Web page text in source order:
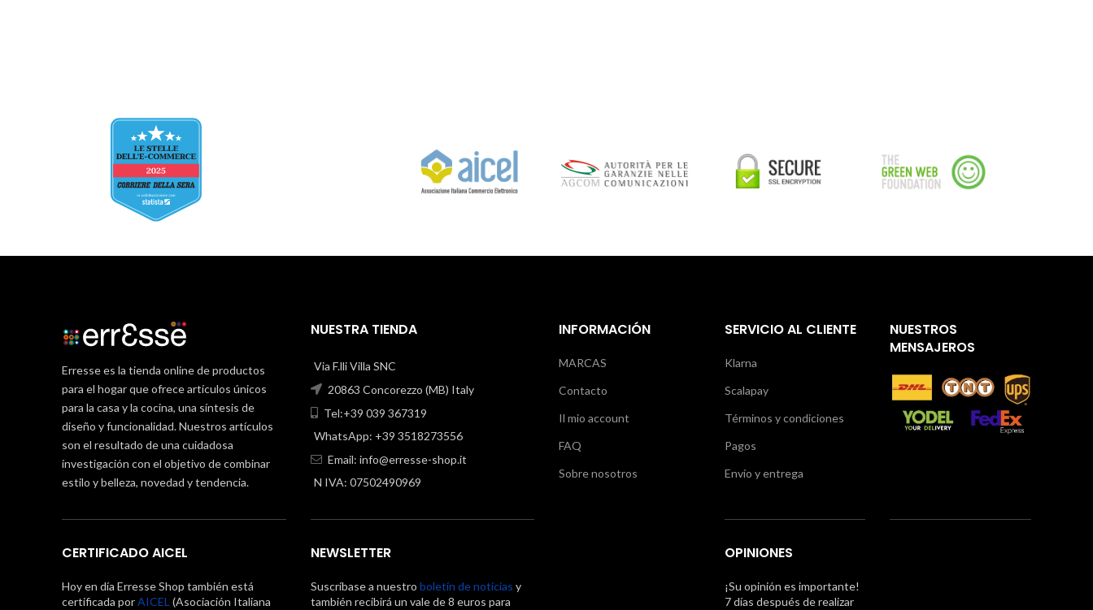
Erresse es la tienda online de productos
para el hogar que ofrece artículos únicos
para la casa y la cocina, una síntesis de
diseño y funcionalidad. Nuestros artículos
son el resultado de una cuidadosa
investigación con el objetivo de combinar
estilo y belleza, novedad y tendencia.
CERTIFICADO AICEL
Hoy en día Erresse Shop también está
certificada porAICEL (Asociación Italiana
NUESTRA TIENDA
Via F.lli Villa SNC
20863 Concorezzo (MB) Italy
Tel:+39 039 367319
WhatsApp: +39 3518273556
Email: info@erresse-shop.it
N IVA: 07502490969
NEWSLETTER
Suscríbase a nuestro boletín de noticias y
también recibirá un vale de 8 euros para
INFORMACIÓN
MARCAS
Contacto
Il mio account
FAQ
Sobre nosotros
SERVICIO AL CLIENTE
Klarna
Scalapay
Términos y condiciones
Pagos
Envío y entrega
OPINIONES
¡Su opinión es importante!
7 días después de realizar
NUESTROS
MENSAJEROS